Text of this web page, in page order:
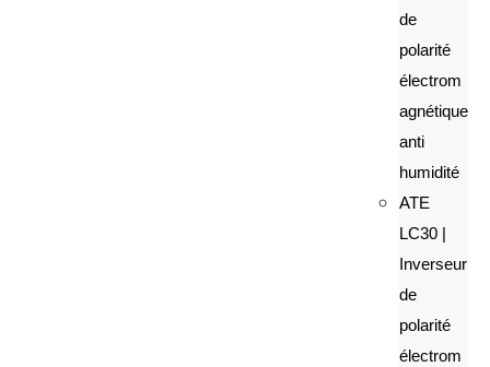
de
polarité
électrom
agnétique
anti
humidité
ATE
LC30 |
Inverseur
de
polarité
électrom